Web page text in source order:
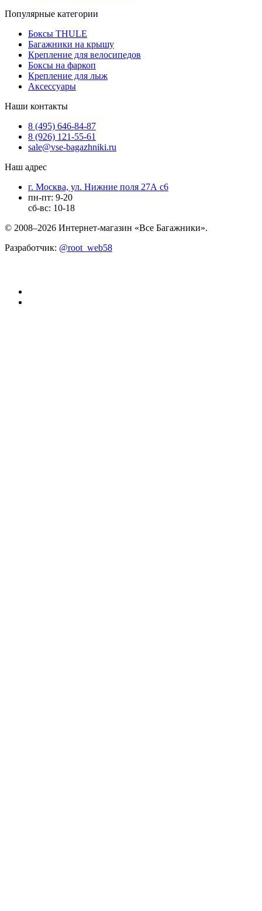
Популярные категории
Боксы THULE
Багажники на крышу
Крепление для велосипедов
Боксы на фаркоп
Крепление для лыж
Аксессуары
Наши контакты
8 (495) 646-84-87
8 (926) 121-55-61
sale@vse-bagazhniki.ru
Наш адрес
г. Москва, ул. Нижние поля 27А с6
пн-пт: 9-20
сб-вс: 10-18
© 2008–2026 Интернет-магазин «Все Багажники».
Разработчик: @root_web58